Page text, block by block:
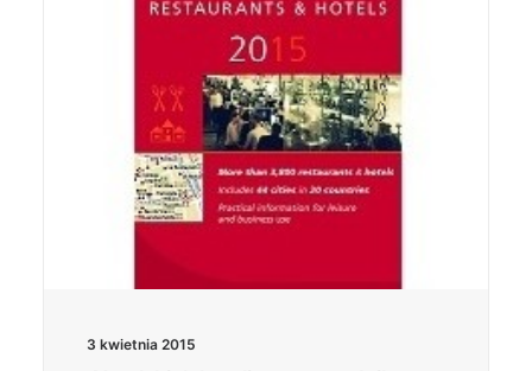
3 kwietnia 2015